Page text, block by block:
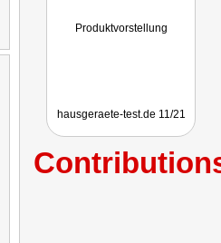
Produktvorstellung
hausgeraete-test.de 11/21